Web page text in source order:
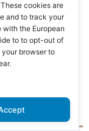
풍 때문에
cookies are
and to track your
the European
to to opt-out of
browser to